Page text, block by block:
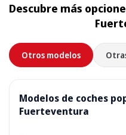
Descubre más
Otros modelos
Modelos de coches
Fuerteventura